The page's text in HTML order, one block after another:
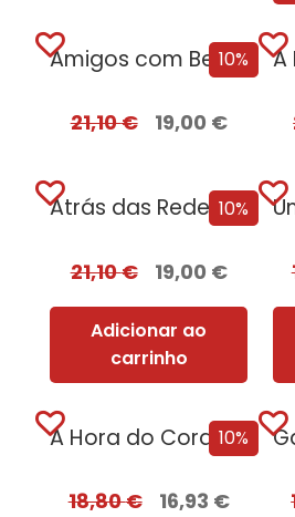
10%
Amigos com Benefícios Edição com EDGES
21,10€ 19,00 €
10%
Atrás das Redes Edição com EDGES
21,10€ 19,00 €
Adicionar ao
carrinho
10%
A Hora do Coração
18,80€ 16,93 €